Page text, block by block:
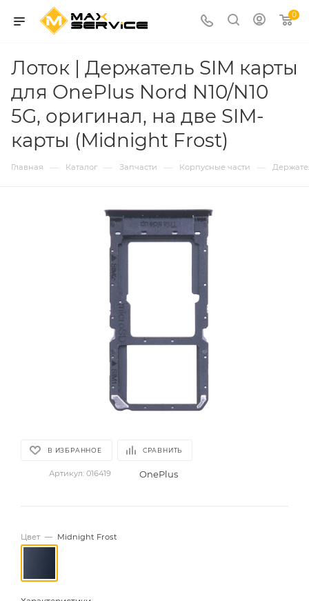
0
Лоток | Держатель SIM карты
для OnePlus Nord N10/N10
5G, оригинал, на две SIM-
карты (Midnight Frost)
Главная — Каталог — Запчасти — Корпусные части —
В ИЗБРАННОЕ СРАВНИТЬ
Артикул: 016419 OnePlus
Цвет — Midnight Frost